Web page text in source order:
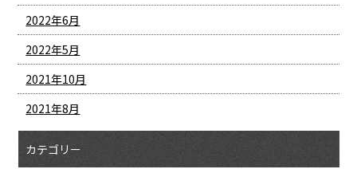
2022年6月
2022年5月
2021年10月
2021年8月
カテゴリー